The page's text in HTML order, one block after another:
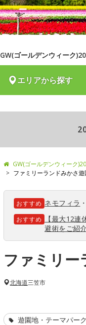
GW(ゴールデンウィーク
エリアから探す
GW(ゴールデンウィーク
ファミリーランドみかさ遊
おすすめ ネモフィラ ・
おすすめ
【最大12
避術をご紹介
ファミリー
北海道三笠市
遊園地・テーマパーク